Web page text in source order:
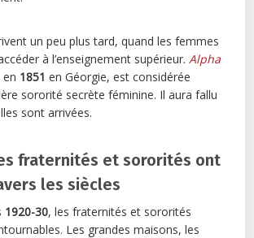
un peu plus tard, quand les femmes
à l’enseignement supérieur. Alpha
1851 en Géorgie, est considérée
sororité secrète féminine. Il aura fallu
sont arrivées.
fraternités et sororités ont
les siècles
1920-30, les fraternités et sororités
Les grandes maisons, les